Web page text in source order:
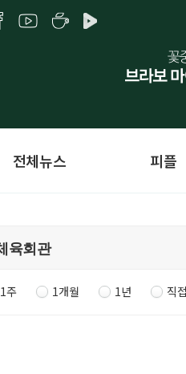
전체뉴스 피플
1주 1개월 1년 직